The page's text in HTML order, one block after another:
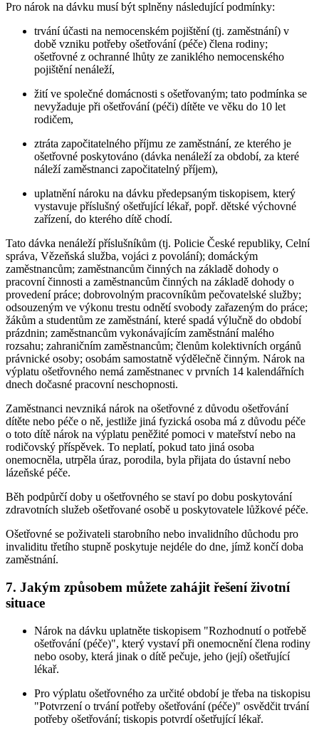
Pro nárok na dávku musí být splněny následující podmínky:
trvání účasti na nemocenském pojištění (tj. zaměstnání) v
době vzniku potřeby ošetřování (péče) člena rodiny;
ošetřovné z ochranné lhůty ze zaniklého nemocenského
pojištění nenáleží,
žití ve společné domácnosti s ošetřovaným; tato podmínka se
nevyžaduje při ošetřování (péči) dítěte ve věku do 10 let
rodičem,
ztráta započitatelného příjmu ze zaměstnání, ze kterého je
ošetřovné poskytováno (dávka nenáleží za období, za které
náleží zaměstnanci započitatelný příjem),
uplatnění nároku na dávku předepsaným tiskopisem, který
vystavuje příslušný ošetřující lékař, popř. dětské výchovné
zařízení, do kterého dítě chodí.
Tato dávka nenáleží příslušníkům (tj. Policie České republiky, Celní
správa, Vězeňská služba, vojáci z povolání); domáckým
zaměstnancům; zaměstnancům činných na základě dohody o
pracovní činnosti a zaměstnancům činných na základě dohody o
provedení práce; dobrovolným pracovníkům pečovatelské služby;
odsouzeným ve výkonu trestu odnětí svobody zařazeným do práce;
žákům a studentům ze zaměstnání, které spadá výlučně do období
prázdnin; zaměstnancům vykonávajícím zaměstnání malého
rozsahu; zahraničním zaměstnancům; členům kolektivních orgánů
právnické osoby; osobám samostatně výdělečně činným. Nárok na
výplatu ošetřovného nemá zaměstnanec v prvních 14 kalendářních
dnech dočasné pracovní neschopnosti.
Zaměstnanci nevzniká nárok na ošetřovné z důvodu ošetřování
dítěte nebo péče o ně, jestliže jiná fyzická osoba má z důvodu péče
o toto dítě nárok na výplatu peněžité pomoci v mateřství nebo na
rodičovský příspěvek. To neplatí, pokud tato jiná osoba
onemocněla, utrpěla úraz, porodila, byla přijata do ústavní nebo
lázeňské péče.
Běh podpůrčí doby u ošetřovného se staví po dobu poskytování
zdravotních služeb ošetřované osobě u poskytovatele lůžkové péče.
Ošetřovné se poživateli starobního nebo invalidního důchodu pro
invaliditu třetího stupně poskytuje nejdéle do dne, jímž končí doba
zaměstnání.
7. Jakým způsobem můžete zahájit řešení životní
situace
Nárok na dávku uplatněte tiskopisem "Rozhodnutí o potřebě
ošetřování (péče)", který vystaví při onemocnění člena rodiny
nebo osoby, která jinak o dítě pečuje, jeho (její) ošetřující
lékař.
Pro výplatu ošetřovného za určité období je třeba na tiskopisu
"Potvrzení o trvání potřeby ošetřování (péče)" osvědčit trvání
potřeby ošetřování; tiskopis potvrdí ošetřující lékař.